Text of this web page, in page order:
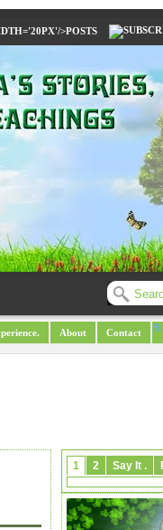
>POSTS
/
About Contact
1 2 Say It .